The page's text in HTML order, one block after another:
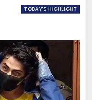
TODAY'S HIGHLIGHT